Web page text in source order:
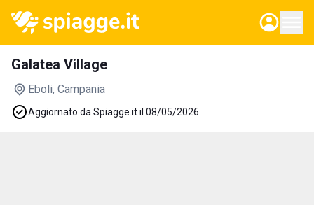
Galatea Village
Eboli, Campania
Aggiornato da Spiagge.it il 08/05/2026